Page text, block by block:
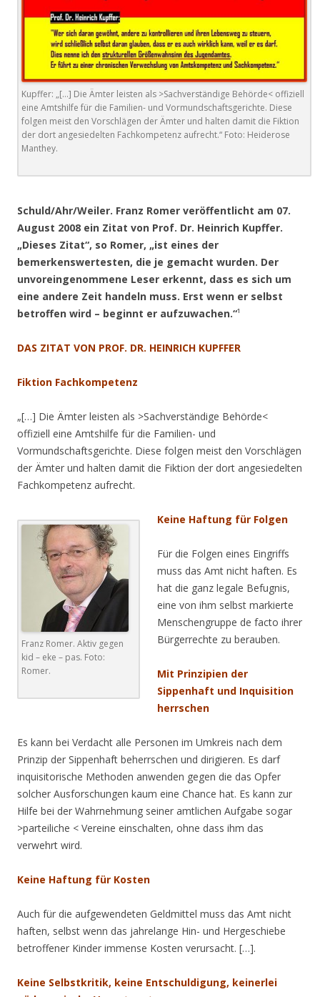
Kupffer: „[…] Die Ämter leisten als >Sachverständige Behörde< offiziell
eine Amtshilfe für die Familien- und Vormundschaftsgerichte. Diese
folgen meist den Vorschlägen der Ämter und halten damit die Fiktion
der dort angesiedelten Fachkompetenz aufrecht.“ Foto: Heiderose
Manthey.
Schuld/Ahr/Weiler. Franz Romer veröffentlicht am 07.
August 2008 ein Zitat von Prof. Dr. Heinrich Kupffer.
„Dieses Zitat“, so Romer, „ist eines der
bemerkenswertesten, die je gemacht wurden. Der
unvoreingenommene Leser erkennt, dass es sich um
eine andere Zeit handeln muss. Erst wenn er selbst
betroffen wird – beginnt er aufzuwachen.“¹
DAS ZITAT VON PROF. DR. HEINRICH KUPFFER
Fiktion Fachkompetenz
„[…] Die Ämter leisten als >Sachverständige Behörde<
offiziell eine Amtshilfe für die Familien- und
Vormundschaftsgerichte. Diese folgen meist den Vorschlägen
der Ämter und halten damit die Fiktion der dort angesiedelten
Fachkompetenz aufrecht.
Franz Romer. Aktiv gegen
kid – eke – pas. Foto:
Romer.
Keine Haftung für Folgen
Für die Folgen eines Eingriffs
muss das Amt nicht haften. Es
hat die ganz legale Befugnis,
eine von ihm selbst markierte
Menschengruppe de facto ihrer
Bürgerrechte zu berauben.
Mit Prinzipien der
Sippenhaft und Inquisition
herrschen
Es kann bei Verdacht alle Personen im Umkreis nach dem
Prinzip der Sippenhaft beherrschen und dirigieren. Es darf
inquisitorische Methoden anwenden gegen die das Opfer
solcher Ausforschungen kaum eine Chance hat. Es kann zur
Hilfe bei der Wahrnehmung seiner amtlichen Aufgabe sogar
>parteiliche < Vereine einschalten, ohne dass ihm das
verwehrt wird.
Keine Haftung für Kosten
Auch für die aufgewendeten Geldmittel muss das Amt nicht
haften, selbst wenn das jahrelange Hin- und Hergeschiebe
betroffener Kinder immense Kosten verursacht. […].
Keine Selbstkritik, keine Entschuldigung, keinerlei